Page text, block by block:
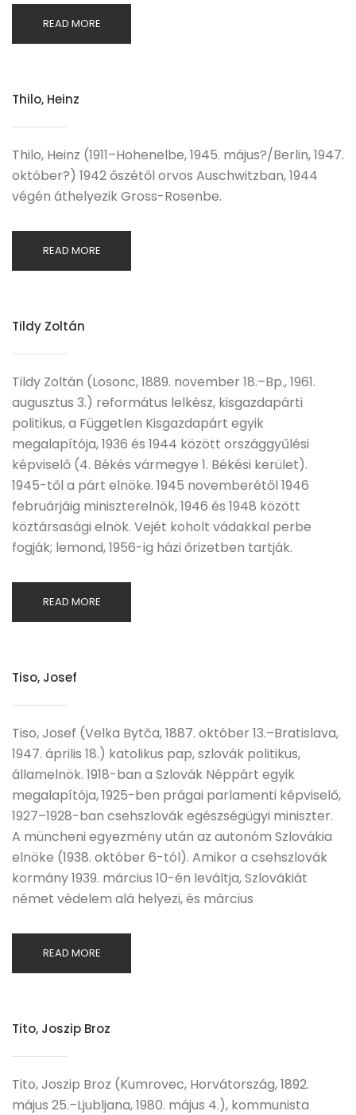
READ MORE
Thilo, Heinz
Thilo, Heinz (1911–Hohenelbe, 1945. május?/Berlin, 1947.
október?) 1942 őszétől orvos Auschwitzban, 1944
végén áthelyezik Gross-Rosenbe.
READ MORE
Tildy Zoltán
Tildy Zoltán (Losonc, 1889. november 18.–Bp., 1961.
augusztus 3.) református lelkész, kisgazdapárti
politikus, a Független Kisgazdapárt egyik
megalapítója, 1936 és 1944 között országgyűlési
képviselő (4. Békés vármegye 1. Békési kerület).
1945-től a párt elnöke. 1945 novemberétől 1946
februárjáig miniszterelnök, 1946 és 1948 között
köztársasági elnök. Vejét koholt vádakkal perbe
fogják; lemond, 1956-ig házi őrizetben tartják.
READ MORE
Tiso, Josef
Tiso, Josef (Velka Bytča, 1887. október 13.–Bratislava,
1947. április 18.) katolikus pap, szlovák politikus,
államelnök. 1918-ban a Szlovák Néppárt egyik
megalapítója, 1925-ben prágai parlamenti képviselő,
1927–1928-ban csehszlovák egészségügyi miniszter.
A müncheni egyezmény után az autonóm Szlovákia
elnöke (1938. október 6-tól). Amikor a csehszlovák
kormány 1939. március 10-én leváltja, Szlovákiát
német védelem alá helyezi, és március
READ MORE
Tito, Joszip Broz
Tito, Joszip Broz (Kumrovec, Horvátország, 1892.
május 25.–Ljubljana, 1980. május 4.), kommunista